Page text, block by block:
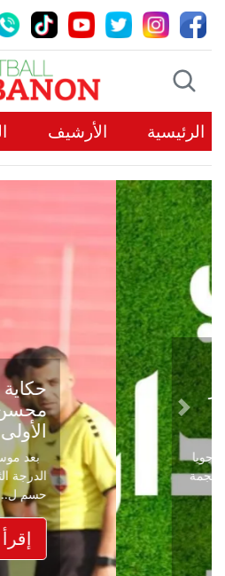
الرئيسية الأرشيف
حكاية نجاح تبدأ
محسن وتنتهي في
الأولى
بعد موسم حافل بالإثارة
الدرجة الثانية، نجح الإخاء
حسم ل...
إقرأ الخبر
Previous